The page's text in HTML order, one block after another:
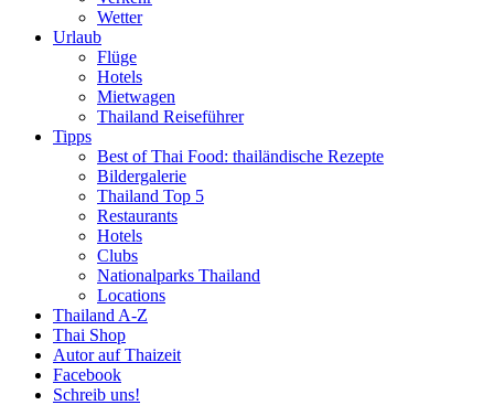
Wetter
Urlaub
Flüge
Hotels
Mietwagen
Thailand Reiseführer
Tipps
Best of Thai Food: thailändische Rezepte
Bildergalerie
Thailand Top 5
Restaurants
Hotels
Clubs
Nationalparks Thailand
Locations
Thailand A-Z
Thai Shop
Autor auf Thaizeit
Facebook
Schreib uns!